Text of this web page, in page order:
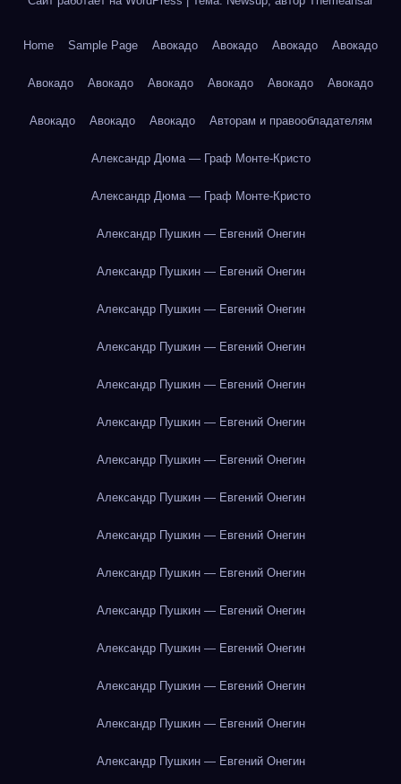
Home Sample Page Авокадо Авокадо Авокадо Авокадо
Авокадо Авокадо Авокадо Авокадо Авокадо Авокадо
Авокадо Авокадо Авокадо Авторам и правообладателям
Александр Дюма — Граф Монте-Кристо
Александр Дюма — Граф Монте-Кристо
Александр Пушкин — Евгений Онегин
Александр Пушкин — Евгений Онегин
Александр Пушкин — Евгений Онегин
Александр Пушкин — Евгений Онегин
Александр Пушкин — Евгений Онегин
Александр Пушкин — Евгений Онегин
Александр Пушкин — Евгений Онегин
Александр Пушкин — Евгений Онегин
Александр Пушкин — Евгений Онегин
Александр Пушкин — Евгений Онегин
Александр Пушкин — Евгений Онегин
Александр Пушкин — Евгений Онегин
Александр Пушкин — Евгений Онегин
Александр Пушкин — Евгений Онегин
Александр Пушкин — Евгений Онегин